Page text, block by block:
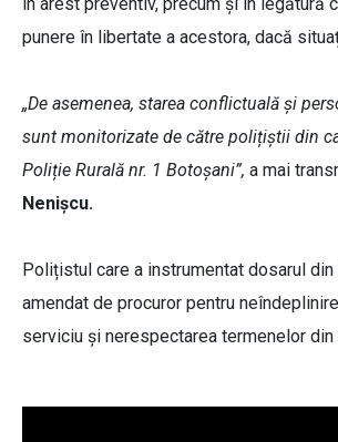
punere în libertate a acestora, dacă
„De asemenea, starea conflictuală și
sunt monitorizate de către polițiștii din
Poliție Rurală nr. 1 Botoșani”, a mai
Nenișcu.
Polițistul care a instrumentat dosarul
amendat de procuror pentru
serviciu și nerespectarea termenelor din